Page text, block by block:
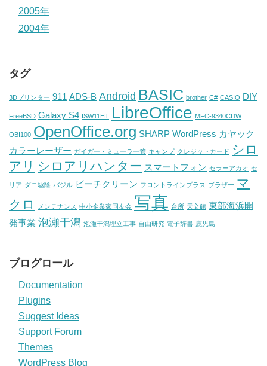
2005年
2004年
タグ
3Dプリンター 911 ADS-B Android BASIC brother C# CASIO DIY
FreeBSD Galaxy S4 ISW11HT LibreOffice MFC-9340CDW
OBI100 OpenOffice.org SHARP WordPress カヤック
カラーレーザー ガイガー・ミューラー管 キャンプ クレジットカード シロ
アリ シロアリハンター スマートフォン セラーアカオ セ
リア ダニ駆除 バジル ビーチクリーン フロントラインプラス ブラザー マ
クロ
メンテナンス 中小企業家同友会 写真 台所 天文館 東部海浜開
発事業 泡瀬干潟 泡瀬干潟埋立工事 自由研究 電子辞書 鹿児島
ブログロール
Documentation
Plugins
Suggest Ideas
Support Forum
Themes
WordPress Blog